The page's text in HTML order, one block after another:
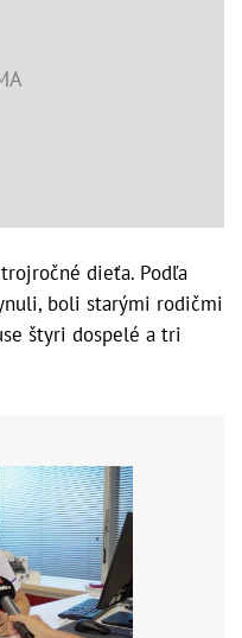
dieťa. Podľa
boli starými rodičmi
štyri dospelé a tri